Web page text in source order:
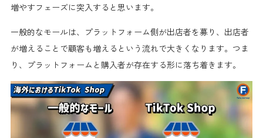
増やすフェーズに突入すると思います。
一般的なモールは、プラットフォーム側が出店者を募り、出店者
が増えることで顧客も増えるという流れで大きくなります。つま
り、プラットフォームと購入者が存在する形に落ち着きます。